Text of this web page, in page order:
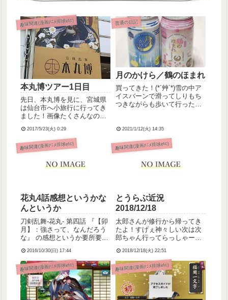
趣味関連(漫画ｱﾆﾒ排球etc)
本丸博ツアー1日目
先日、本丸博を見に、宮城県
は仙台市へ小旅行に行ってき
ました！画像たくさんなので
2017/5/23(火) 0:29
普通の日記
月のかけら／鶴のほまれ
買ってきた！(*´艸`*)雪の中ア
イスバーンで滑ってしりもち
つきながらも歩いて行ったか
いかった(๑♡ᴗ♡๑)
2021/1/12(火) 14:35
趣味関連(漫画ｱﾆﾒ排球etc)
花丸4話感想というかな
んというか
刀剣乱舞-花丸- 第四話 『【卯
月】：強さって、なんだろう
な』 の感想というか要所要所
らいきます。
2016/10/30(日) 17:44
趣味関連(漫画ｱﾆﾒ排球etc)
とうらぶ近況
2018/12/18
太郎さんが修行から帰ってき
たよ！すげぇ神々しい次は次
郎ちゃん行ってらっしゃー
刀with蛍丸の一部隊で頑張っ
てもらってます(連隊とは…)
他にもレベリングしたい子た
ちがたくさんいるんだけど、
効率重視で結局この編成で
す。...
2018/12/18(火) 22:51
趣味関連(漫画ｱﾆﾒ排球etc) 趣味関連(漫画ｱﾆﾒ排球etc)